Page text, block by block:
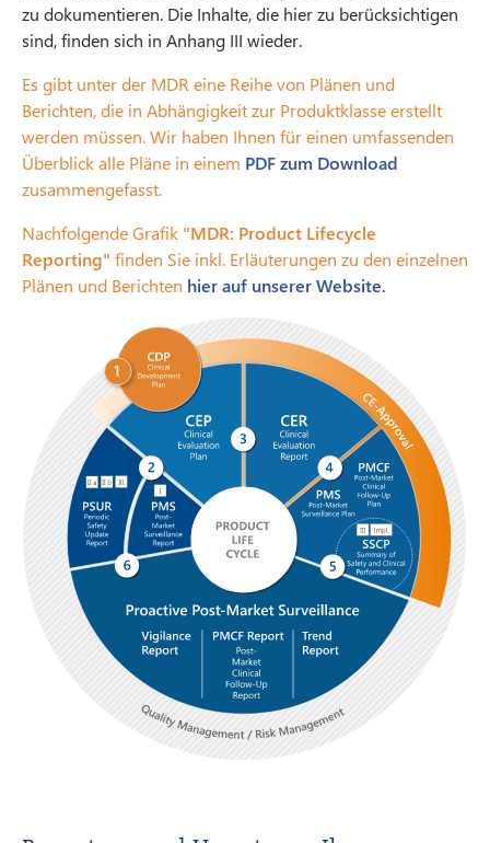
zu dokumentieren. Die Inhalte, die hier zu berücksichtigen
sind, finden sich in Anhang III wieder.
Es gibt unter der MDR eine Reihe von Plänen und
Berichten, die in Abhängigkeit zur Produktklasse erstellt
werden müssen. Wir haben Ihnen für einen umfassenden
Überblick alle Pläne in einem PDF zum Download
zusammengefasst.
Nachfolgende Grafik "MDR: Product Lifecycle
Reporting" finden Sie inkl. Erläuterungen zu den einzelnen
Plänen und Berichten hier auf unserer Website.